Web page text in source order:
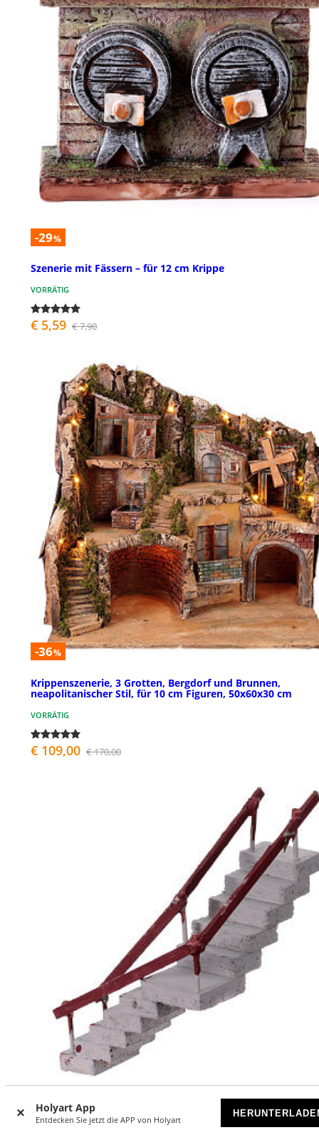
Holyart App
Entdecken Sie jetzt die APP von Holyart
-29%
Szenerie mit Fässern – für 12 cm Krippe
VORRÄTIG
€ 5,59 € 7,90
-36%
Krippenszenerie, 3 Grotten, Bergdorf und Brunnen,
neapolitanischer Stil, für 10 cm Figuren, 50x60x30 cm
VORRÄTIG
€ 109,00 € 170,00
Treppenaufgang, Ecke, Krippenzubehör, neapolitanischer
für 4-6 cm Krippe, 10x10x20 cm